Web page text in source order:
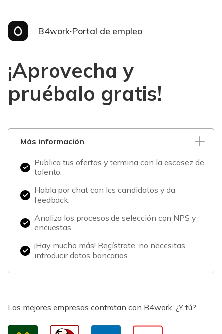
B4work·Portal de empleo
¡Aprovecha y
pruébalo gratis!
Más información
Publica tus ofertas y termina con la escasez de
talento.
Habla por chat con los candidatos y da
feedback.
Analiza los procesos de selección con NPS y
encuestas.
¡Hay mucho más! Regístrate, no necesitas
introducir datos bancarios.
Las mejores empresas contratan con B4work. ¿Y tú?